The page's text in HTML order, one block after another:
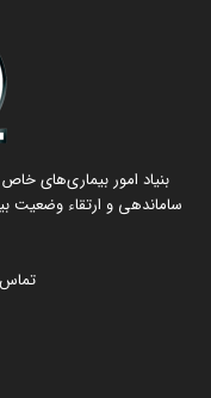
بنیاد امور بیماری‌های
ساماندهی و ارتقاء وضعیت
تماس